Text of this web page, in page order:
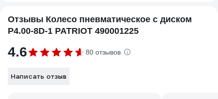
Отзывы Колесо пневматическое с диском
P4.00-8D-1 PATRIOT 490001225
4.6 80 отзывов
Написать отзыв